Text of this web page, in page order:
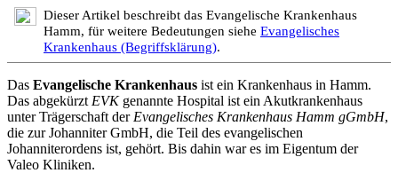
Dieser Artikel beschreibt das Evangelische Krankenhaus
Hamm, für weitere Bedeutungen siehe Evangelisches
Krankenhaus (Begriffsklärung).
Das Evangelische Krankenhaus ist ein Krankenhaus in Hamm.
Das abgekürzt EVKgenannte Hospital ist ein Akutkrankenhaus
unter Trägerschaft der Evangelisches Krankenhaus Hamm gGmbH,
die zur Johanniter GmbH, die Teil des evangelischen
Johanniterordens ist, gehört. Bis dahin war es im Eigentum der
Valeo Kliniken.